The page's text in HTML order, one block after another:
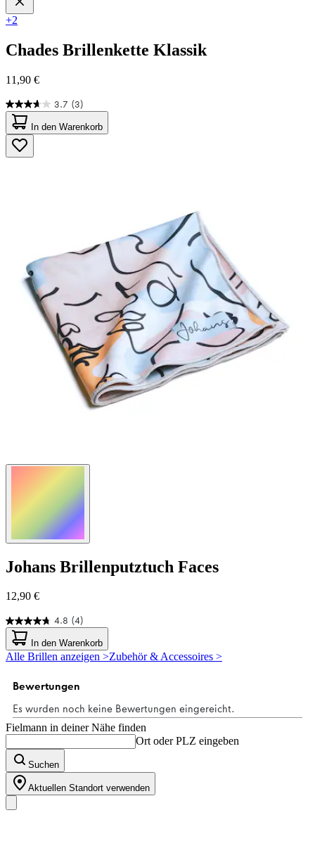
+2
Chades Brillenkette Klassik
11,90 €
3.7 (3)
3.7
von
5
Sternen.
3
In den Warenkorb
Johans Brillenputztuch Faces
12,90 €
4.8 (4)
4.8
von
5
Sternen.
Bewertungen
In den Warenkorb
Alle Brillen anzeigen >Zubehör & Accessoires >
Fielmann in deiner Nähe finden
Ort oder PLZ eingeben
Suchen
Aktuellen Standort verwenden